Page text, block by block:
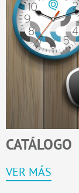
CATÁLOGO
VER MÁS